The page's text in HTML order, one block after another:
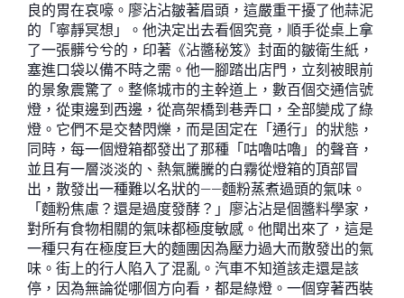
良的胃在哀嚎。廖沾沾皺著眉頭，這嚴重干擾了他蒜泥
的「寧靜冥想」。他決定出去看個究竟，順手從桌上拿
了一張髒兮兮的，印著《沾醬秘笈》封面的皺衛生紙，
塞進口袋以備不時之需。他一腳踏出店門，立刻被眼前
的景象震驚了。整條城市的主幹道上，數百個交通信號
燈，從東邊到西邊，從高架橋到巷弄口，全部變成了綠
燈。它們不是交替閃爍，而是固定在「通行」的狀態，
同時，每一個燈箱都發出了那種「咕嚕咕嚕」的聲音，
並且有一層淡淡的、熱氣騰騰的白霧從燈箱的頂部冒
出，散發出一種難以名狀的——麵粉蒸煮過頭的氣味。
「麵粉焦慮？還是過度發酵？」廖沾沾是個醬料學家，
對所有食物相關的氣味都極度敏感。他聞出來了，這是
一種只有在極度巨大的麵團因為壓力過大而散發出的氣
味。街上的行人陷入了混亂。汽車不知道該走還是該
停，因為無論從哪個方向看，都是綠燈。一個穿著西裝